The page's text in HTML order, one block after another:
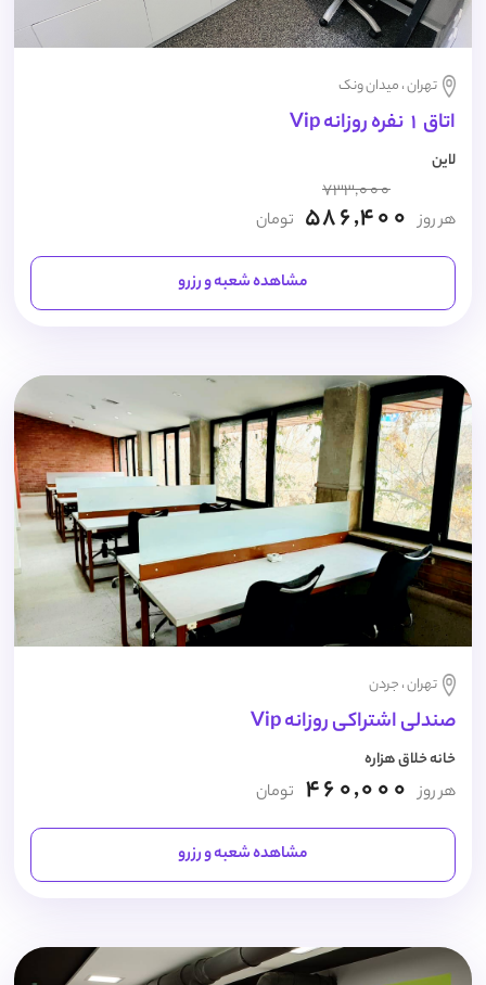
تهران ، میدان ونک
اتاق 1 نفره روزانه Vip
لاین
هر روز
733,000
586,400 تومان
مشاهده شعبه و رزرو
تهران ، جردن
صندلی اشتراکی روزانه Vip
خانه خلاق هزاره
هر روز 460,000 تومان
مشاهده شعبه و رزرو